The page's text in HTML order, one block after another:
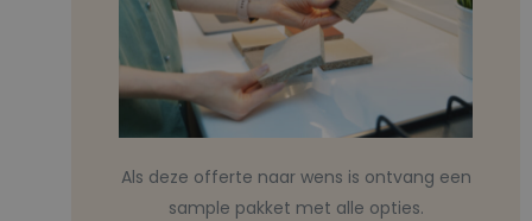
Als deze offerte naar wens is ontvang een
sample pakket met alle opties.